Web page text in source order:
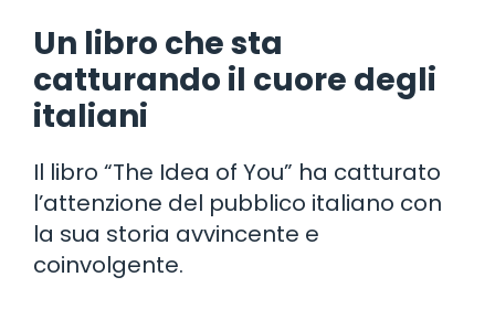
Un libro che sta
catturando il cuore degli
italiani
Il libro “The Idea of You” ha catturato
l’attenzione del pubblico italiano con
la sua storia avvincente e
coinvolgente.